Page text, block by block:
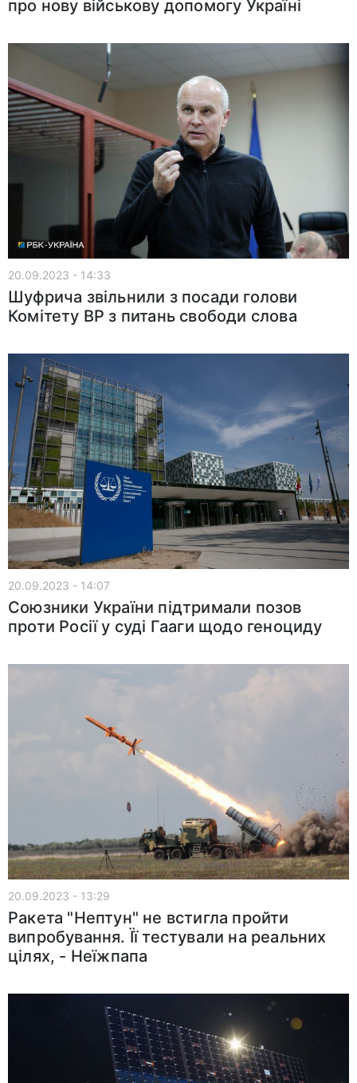
про нову військову допомогу Україні
20.09.2023 - 14:33
Шуфрича звільнили з посади голови
Комітету ВР з питань свободи слова
20.09.2023 - 14:07
Союзники України підтримали позов
проти Росії у суді Гааги щодо геноциду
20.09.2023 - 13:29
Ракета "Нептун" не встигла пройти
випробування. Її тестували на реальних
цілях, - Неїжпапа